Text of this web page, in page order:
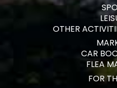
OTHER
CAR
FLEA
FOR